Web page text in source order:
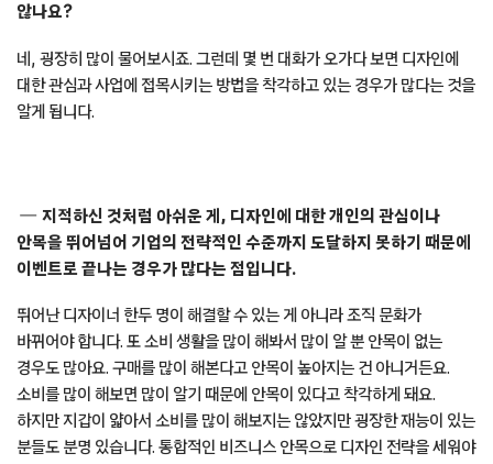
않나요?
네, 굉장히 많이 물어보시죠. 그런데 몇 번 대화가 오가다 보면 디자인에
대한 관심과 사업에 접목시키는 방법을 착각하고 있는 경우가 많다는 것을
알게 됩니다.
지적하신 것처럼 아쉬운 게, 디자인에 대한 개인의 관심이나
안목을 뛰어넘어 기업의 전략적인 수준까지 도달하지 못하기 때문에
이벤트로 끝나는 경우가 많다는 점입니다.
뛰어난 디자이너 한두 명이 해결할 수 있는 게 아니라 조직 문화가
바뀌어야 합니다. 또 소비 생활을 많이 해봐서 많이 알 뿐 안목이 없는
경우도 많아요. 구매를 많이 해본다고 안목이 높아지는 건 아니거든요.
소비를 많이 해보면 많이 알기 때문에 안목이 있다고 착각하게 돼요.
하지만 지갑이 얇아서 소비를 많이 해보지는 않았지만 굉장한 재능이 있는
분들도 분명 있습니다. 통합적인 비즈니스 안목으로 디자인 전략을 세워야